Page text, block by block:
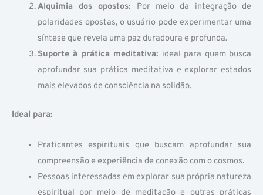
Alquimia dos opostos: Por meio da integração de
polaridades opostas, o usuário pode experimentar uma
síntese que revela uma paz duradoura e profunda.
Suporte à prática meditativa: ideal para quem busca
aprofundar sua prática meditativa e explorar estados
mais elevados de consciência na solidão.
Ideal para:
Praticantes espirituais que buscam aprofundar sua
compreensão e experiência de conexão com o cosmos.
Pessoas interessadas em explorar sua própria natureza